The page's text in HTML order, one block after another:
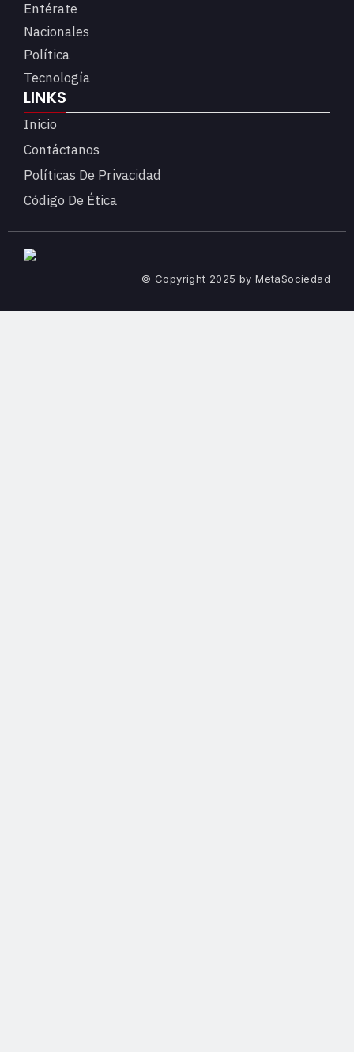
Entérate
Nacionales
Política
Tecnología
LINKS
Inicio
Contáctanos
Políticas De Privacidad
Código De Ética
© Copyright 2025 by MetaSociedad